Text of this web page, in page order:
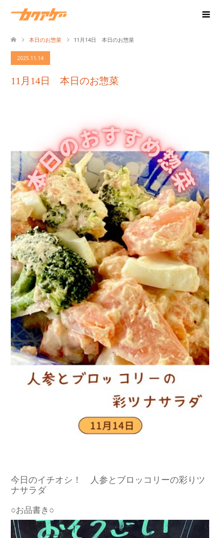
本日のお惣菜 11月14日 本日のお惣菜
2025.11.14
11月14日 本日のお惣菜
今日のイチオシ！ 人参とブロッコリーの彩りツ
ナサラダ
○お品書き○